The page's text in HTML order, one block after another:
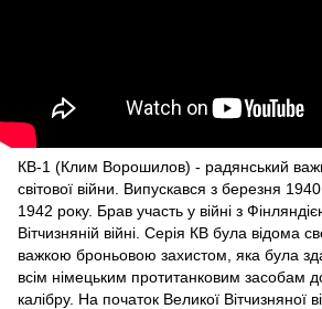
КВ-1 (Клим Ворошилов) - радянський
світової війни. Випускався з березня
1942 року. Брав участь у війні з
Вітчизняній війні. Серія КВ була відома
важкою броньовою захистом, яка була
всім німецьким протитанковим засобам
калібру. На початок Великої Вітчизняної